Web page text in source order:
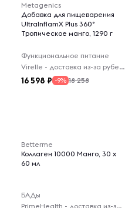
Metagenics
Добавка для пищеварения
UltralnflamX Plus 360°
Тропическое манго, 1290 г
Функциональное питание
Virelle - доставка из-за рубежа
16 598 -9% 18 258
Betterme
Коллаген 10000 Манго, 30 x
60 мл
БАДы
PrimeHealth - доставка из-за рубежа